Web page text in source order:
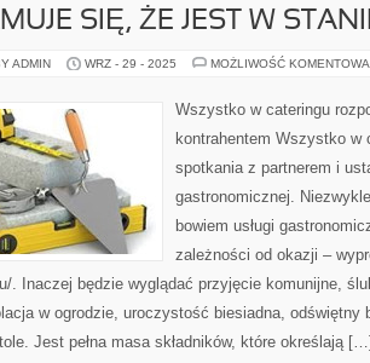
SIĘ, ŻE JEST W
ADMIN WRZ - 29 - 2025 MOŻLIWOŚĆ
Wszystko w cateringu
kontrahentem Wszystko w
spotkania z partnerem i
gastronomicznej.
bowiem usługi
zależności od okazji –
. Inaczej będzie wyglądać przyjęcie komunijne,
w ogrodzie, uroczystość biesiadna, odświętny
Jest pełna masa składników, które określają